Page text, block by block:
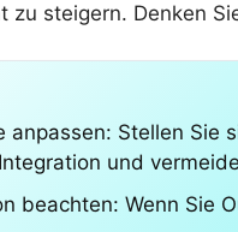
zu steigern. Denken
anpassen: Stellen Sie
und
beachten: Wenn Sie